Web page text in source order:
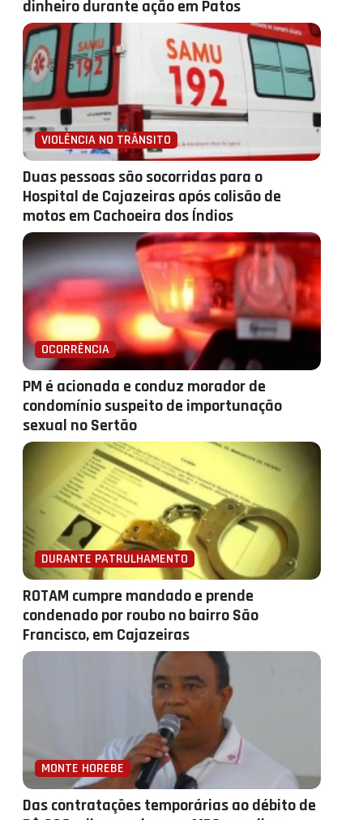
dinheiro durante ação em Patos
VIOLÊNCIA NO TRÂNSITO
Duas pessoas são socorridas para o
Hospital de Cajazeiras após colisão de
motos em Cachoeira dos Índios
OCORRÊNCIA
PM é acionada e conduz morador de
condomínio suspeito de importunação
sexual no Sertão
DURANTE PATRULHAMENTO
ROTAM cumpre mandado e prende
condenado por roubo no bairro São
Francisco, em Cajazeiras
MONTE HOREBE
Das contratações temporárias ao débito de